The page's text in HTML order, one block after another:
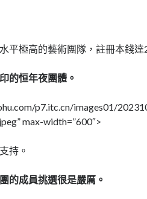
平極高的藝術團隊，註冊本錢達
的恒年夜團體。
p7.itc.cn/images01/
max-width=”600″>
持。
的成員挑選很是嚴厲。